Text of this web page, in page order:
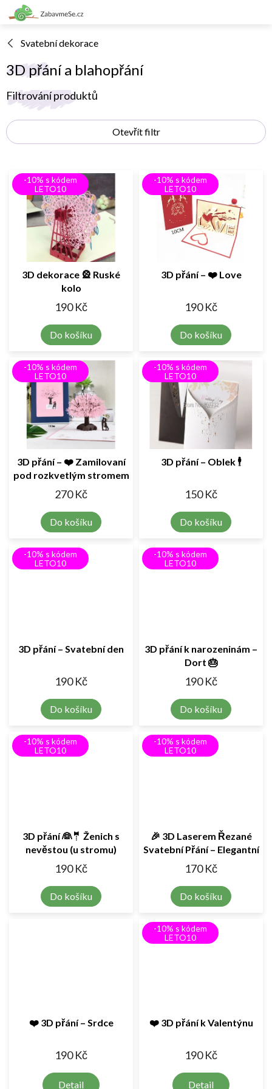
Přejít
na
Svatební dekorace
3D přání a blahopřání
Filtrování produktů
Otevřít filtr
V
ý
p
i
o
-10% s kódem
LETO10
3D dekorace 🎡 Ruské
kolo
190 Kč
Do košíku
-10% s kódem
LETO10
3D přání – ❤️ Love
190 Kč
Do košíku
-10% s kódem
LETO10
3D přání – ❤️ Zamilovaní
pod rozkvetlým stromem
270 Kč
Do košíku
-10% s kódem
LETO10
3D přání – Oblek 🕴️
150 Kč
Do košíku
-10% s kódem
LETO10
3D přání – Svatební den
190 Kč
Do košíku
-10% s kódem
LETO10
3D přání k narozeninám –
Dort 🎂
190 Kč
Do košíku
-10% s kódem
LETO10
3D přání 👰🤵 Ženich s
nevěstou (u stromu)
190 Kč
Do košíku
-10% s kódem
LETO10
🎉 3D Laserem Řezané
Svatební Přání – Elegantní
a Originální
170 Kč
Do košíku
❤️ 3D přání – Srdce
190 Kč
Detail
-10% s kódem
LETO10
❤️ 3D přání k Valentýnu
190 Kč
Detail